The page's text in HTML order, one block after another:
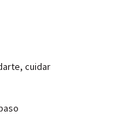
cuidar